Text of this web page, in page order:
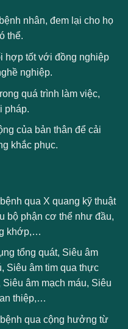
nhân, đem lại cho họ
thể.
hợp tốt với đồng nghiệp
nghiệp.
quá trình làm việc,
pháp.
của bản thân để cải
khắc phục.
qua X quang kỹ thuật
bộ phận cơ thể như đầu,
khớp,…
tổng quát, Siêu âm
Siêu âm tim qua thực
âm mạch máu, Siêu
thiệp,…
qua cộng hưởng từ